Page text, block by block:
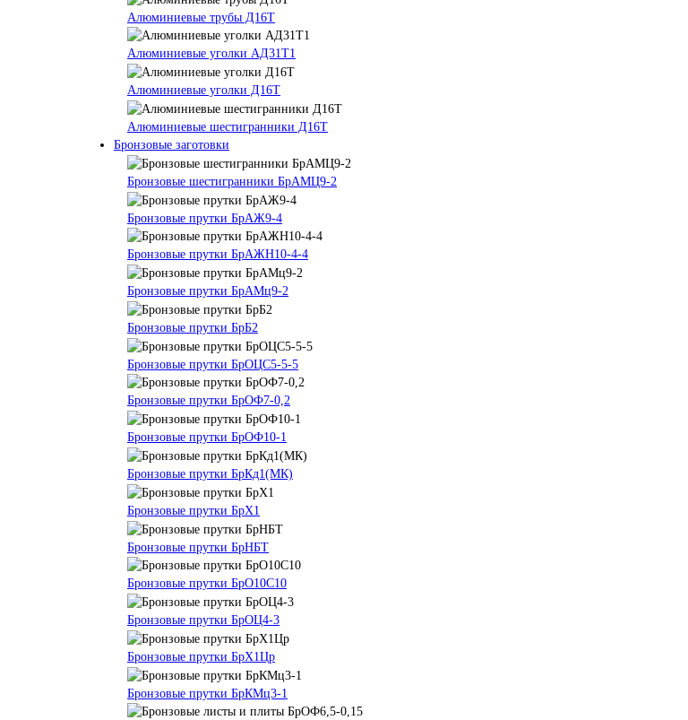
Алюминиевые трубы Д16Т
Алюминиевые уголки АД31Т1
Алюминиевые уголки Д16Т
Алюминиевые шестигранники Д16Т
Бронзовые заготовки
Бронзовые шестигранники БрАМЦ9-2
Бронзовые прутки БрАЖ9-4
Бронзовые прутки БрАЖН10-4-4
Бронзовые прутки БрАМц9-2
Бронзовые прутки БрБ2
Бронзовые прутки БрОЦС5-5-5
Бронзовые прутки БрОФ7-0,2
Бронзовые прутки БрОФ10-1
Бронзовые прутки БрКд1(МК)
Бронзовые прутки БрХ1
Бронзовые прутки БрНБТ
Бронзовые прутки БрО10С10
Бронзовые прутки БрОЦ4-3
Бронзовые прутки БрХ1Цр
Бронзовые прутки БрКМц3-1